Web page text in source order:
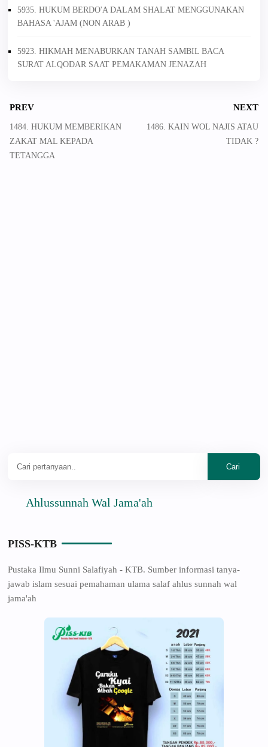
5935. HUKUM BERDO'A DALAM SHALAT MENGGUNAKAN
BAHASA 'AJAM (NON ARAB )
5923. HIKMAH MENABURKAN TANAH SAMBIL BACA
SURAT ALQODAR SAAT PEMAKAMAN JENAZAH
PREV
1484. HUKUM MEMBERIKAN
ZAKAT MAL KEPADA
TETANGGA
NEXT
1486. KAIN WOL NAJIS ATAU
TIDAK ?
Ahlussunnah Wal Jama'ah
PISS-KTB
Pustaka Ilmu Sunni Salafiyah - KTB. Sumber informasi tanya-
jawab islam sesuai pemahaman ulama salaf ahlus sunnah wal
jama'ah